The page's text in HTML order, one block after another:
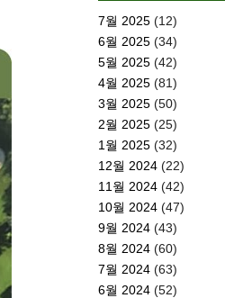
7월 2025 (12)
6월 2025 (34)
5월 2025 (42)
4월 2025 (81)
3월 2025 (50)
2월 2025 (25)
1월 2025 (32)
12월 2024 (22)
11월 2024 (42)
10월 2024 (47)
9월 2024 (43)
8월 2024 (60)
7월 2024 (63)
6월 2024 (52)